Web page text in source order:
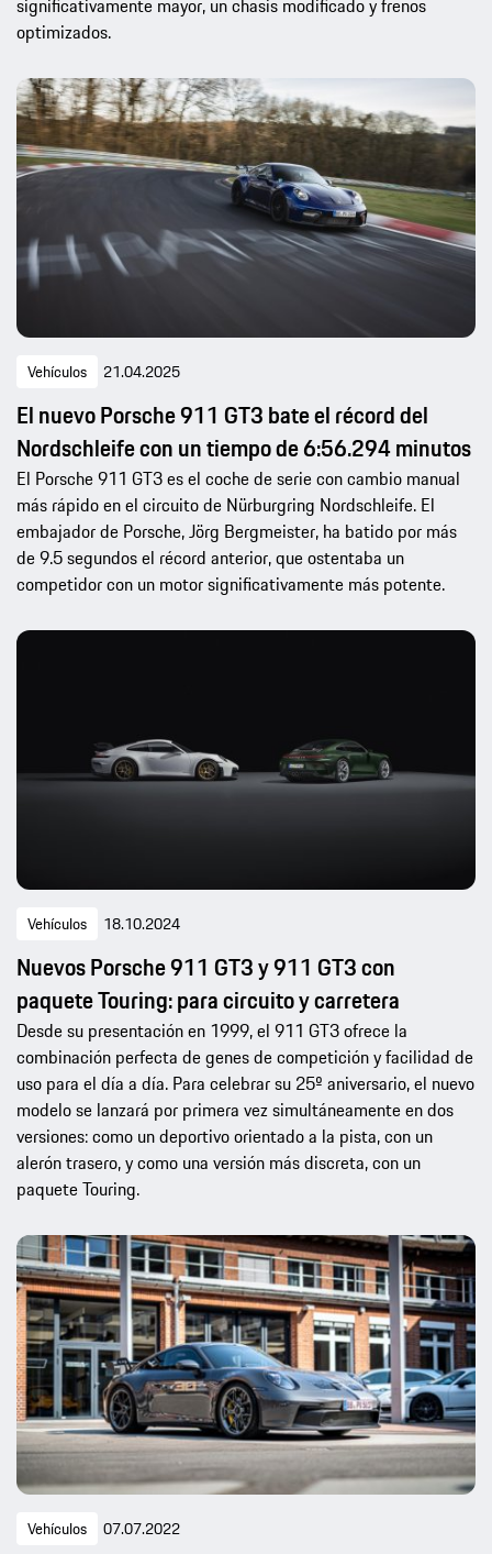
optimizados.
Vehículos 21.04.2025
El nuevo Porsche 911 GT3 bate el récord del
Nordschleife con un tiempo de 6:56.294 minutos
El Porsche 911 GT3 es el coche de serie con cambio manual
más rápido en el circuito de Nürburgring Nordschleife. El
embajador de Porsche, Jörg Bergmeister, ha batido por más
de 9.5 segundos el récord anterior, que ostentaba un
competidor con un motor significativamente más potente.
Vehículos 18.10.2024
Nuevos Porsche 911 GT3 y 911 GT3 con
paquete Touring: para circuito y carretera
Desde su presentación en 1999, el 911 GT3 ofrece la
combinación perfecta de genes de competición y facilidad de
uso para el día a día. Para celebrar su 25º aniversario, el nuevo
modelo se lanzará por primera vez simultáneamente en dos
versiones: como un deportivo orientado a la pista, con un
alerón trasero, y como una versión más discreta, con un
paquete Touring.
Vehículos 07.07.2022